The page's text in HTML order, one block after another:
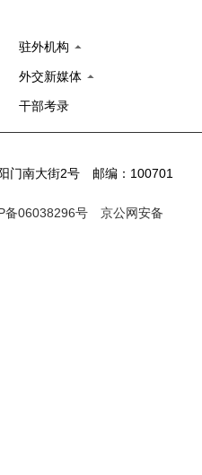
驻外机构
外交新媒体
干部考录
门南大街2号 邮编：100701
备06038296号
京公网安备